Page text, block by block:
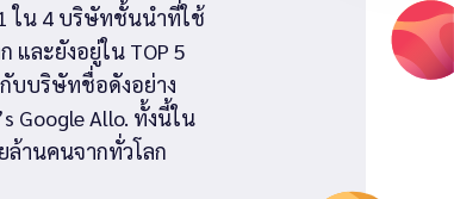
ใน 4 บริษัทชั้นนำที่ใช้
และยังอยู่ใน TOP 5
บบริษัทชื่อดังอย่าง
Google Allo. ทั้งนี้ใน
ล้านคนจากทั่วโลก